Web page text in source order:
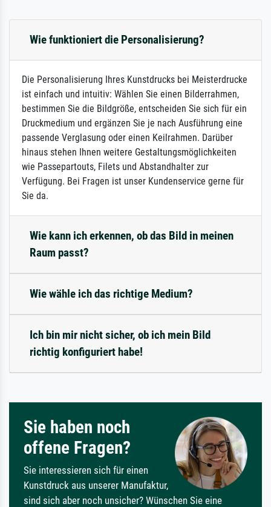
Wie funktioniert die Personalisierung?
Die Personalisierung Ihres Kunstdrucks bei Meisterdrucke
ist einfach und intuitiv: Wählen Sie einen Bilderrahmen,
bestimmen Sie die Bildgröße, entscheiden Sie sich für ein
Druckmedium und ergänzen Sie je nach Ausführung eine
passende Verglasung oder einen Keilrahmen. Darüber
hinaus stehen Ihnen weitere Gestaltungsmöglichkeiten
wie Passepartouts, Filets und Abstandhalter zur
Verfügung. Bei Fragen ist unser Kundenservice gerne für
Sie da.
Wie kann ich erkennen, ob das Bild in meinen
Raum passt?
Wie wähle ich das richtige Medium?
Ich bin mir nicht sicher, ob ich mein Bild
richtig konfiguriert habe!
Sie haben noch
offene Fragen?
Sie interessieren sich für einen
Kunstdruck aus unserer Manufaktur,
sind sich aber noch unsicher? Wünschen Sie eine